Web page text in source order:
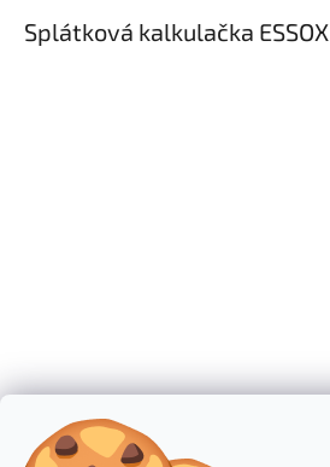
Splátková kalkulačka ESSOX